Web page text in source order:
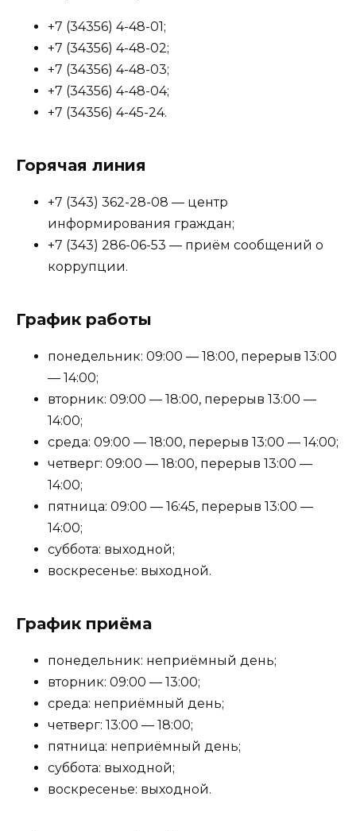
+7 (34356) 4-48-01;
+7 (34356) 4-48-02;
+7 (34356) 4-48-03;
+7 (34356) 4-48-04;
+7 (34356) 4-45-24.
Горячая линия
+7 (343) 362-28-08 — центр
информирования граждан;
+7 (343) 286-06-53 — приём сообщений о
коррупции.
График работы
понедельник: 09:00 — 18:00, перерыв 13:00
— 14:00;
вторник: 09:00 — 18:00, перерыв 13:00 —
14:00;
среда: 09:00 — 18:00, перерыв 13:00 — 14:00;
четверг: 09:00 — 18:00, перерыв 13:00 —
14:00;
пятница: 09:00 — 16:45, перерыв 13:00 —
14:00;
суббота: выходной;
воскресенье: выходной.
График приёма
понедельник: неприёмный день;
вторник: 09:00 — 13:00;
среда: неприёмный день;
четверг: 13:00 — 18:00;
пятница: неприёмный день;
суббота: выходной;
воскресенье: выходной.